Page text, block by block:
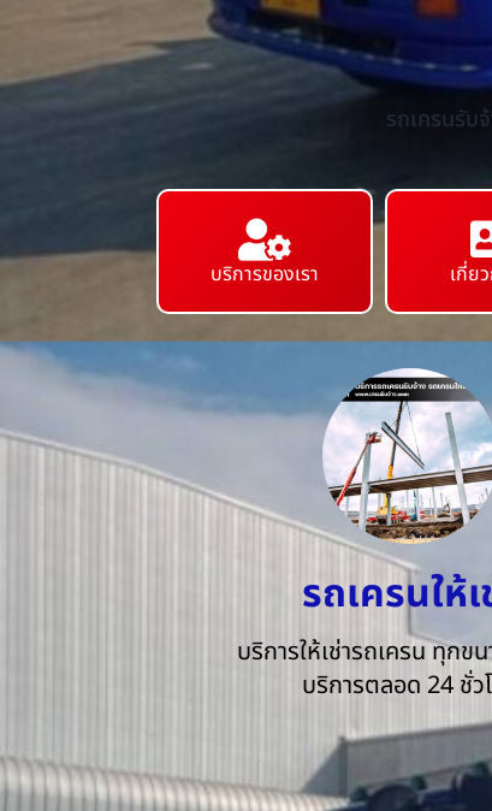
รถเครนรับ
บริการของเรา เกี่ย
รถเครนให้เ
บริการให้เช่ารถเครน ทุกข
บริการตลอด 24 ชั่ว